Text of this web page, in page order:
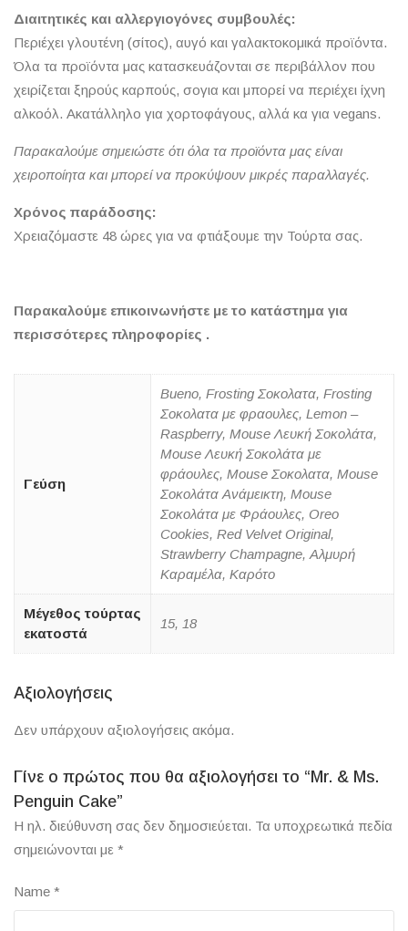
Διαιτητικές και αλλεργιογόνες συμβουλές:
Περιέχει γλουτένη (σίτος), αυγό και γαλακτοκομικά προϊόντα.
Όλα τα προϊόντα μας κατασκευάζονται σε περιβάλλον που
χειρίζεται ξηρούς καρπούς, σογια και μπορεί να περιέχει ίχνη
αλκοόλ. Ακατάλληλο για χορτοφάγους, αλλά κα για vegans.
Παρακαλούμε σημειώστε ότι όλα τα προϊόντα μας είναι
χειροποίητα και μπορεί να προκύψουν μικρές παραλλαγές.
Χρόνος παράδοσης:
Χρειαζόμαστε 48 ώρες για να φτιάξουμε την Τούρτα σας.
Παρακαλούμε επικοινωνήστε με το κατάστημα για
περισσότερες πληροφορίες .
Γεύση
Bueno, Frosting Σοκολατα, Frosting
Σοκολατα με φραουλες, Lemon –
Raspberry, Mouse Λευκή Σοκολάτα,
Mouse Λευκή Σοκολάτα με
φράουλες, Mouse Σοκολατα, Mouse
Σοκολάτα Ανάμεικτη, Mouse
Σοκολάτα με Φράουλες, Oreo
Cookies, Red Velvet Original,
Strawberry Champagne, Αλμυρή
Καραμέλα, Καρότο
Μέγεθος τούρτας
εκατοστά
15, 18
Αξιολογήσεις
Δεν υπάρχουν αξιολογήσεις ακόμα.
Γίνε ο πρώτος που θα αξιολογήσει το “Mr. & Ms.
Penguin Cake”
Η ηλ. διεύθυνση σας δεν δημοσιεύεται. Τα υποχρεωτικά πεδία
σημειώνονται με *
Name *